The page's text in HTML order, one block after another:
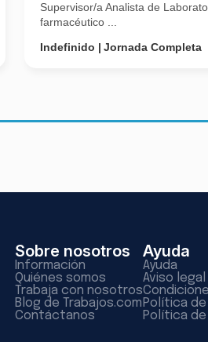
Supervisor/a Analista de
farmacéutico ...
Indefinido
Jornada Completa
Sobre nosotros
Información
Quiénes somos
Trabaja con nosotros
Blog de Trabajos.com
Contáctanos
Ayuda
Ayuda
Aviso legal
Política
Política